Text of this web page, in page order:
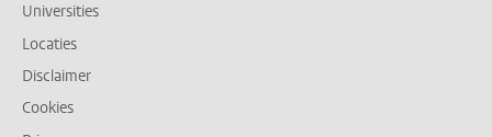
Universities
Locaties
Disclaimer
Cookies